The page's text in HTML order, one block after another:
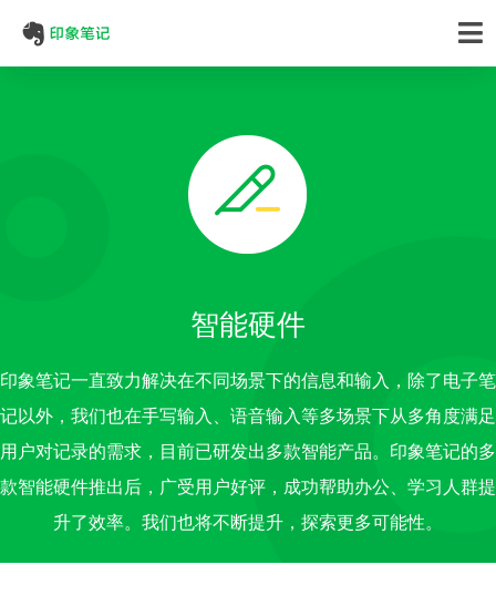
智能硬件
印象笔记一直致力解决在不同场景下的信息和输入，除了电子笔
记以外，我们也在手写输入、语音输入等多场景下从多角度满足
用户对记录的需求，目前已研发出多款智能产品。印象笔记的多
款智能硬件推出后，广受用户好评，成功帮助办公、学习人群提
升了效率。我们也将不断提升，探索更多可能性。